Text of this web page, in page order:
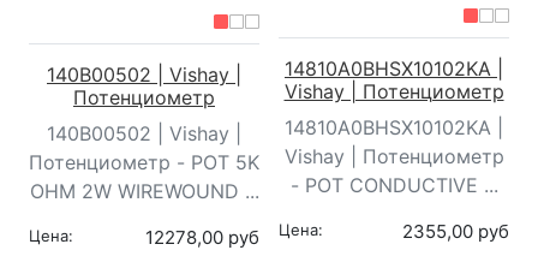
140B00502 | Vishay |
Потенциометр
140B00502 | Vishay |
Потенциометр - POT 5K
OHM 2W WIREWOUND ...
Цена: 12278,00 руб
14810A0BHSX10102KA |
Vishay | Потенциометр
14810A0BHSX10102KA |
Vishay | Потенциометр
- POT CONDUCTIVE ...
Цена: 2355,00 руб